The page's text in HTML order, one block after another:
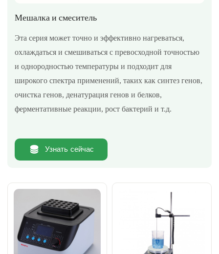
Мешалка и смеситель
Эта серия может точно и эффективно нагреваться,
охлаждаться и смешиваться с превосходной точностью
и однородностью температуры и подходит для
широкого спектра применений, таких как синтез генов,
очистка генов, денатурация генов и белков,
ферментативные реакции, рост бактерий и т.д.
Узнать сейчас